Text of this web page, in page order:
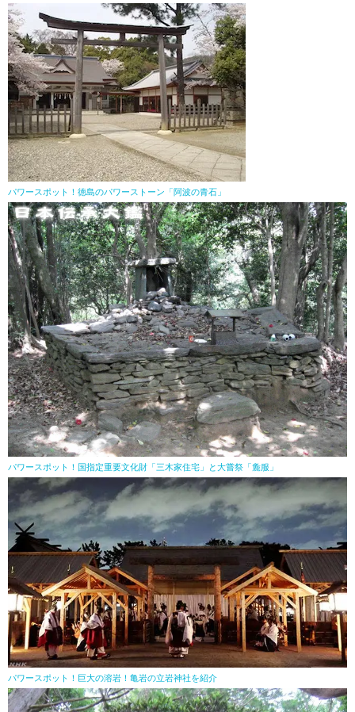
パワースポット！徳島のパワーストーン「阿波の青石」
パワースポット！国指定重要文化財「三木家住宅」と大嘗祭「麁服」
パワースポット！巨大の溶岩！亀岩の立岩神社を紹介